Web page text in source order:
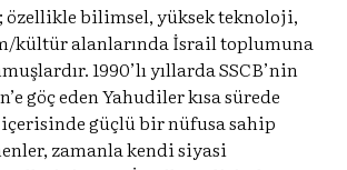
özellikle bilimsel, yüksek teknoloji,
kültür alanlarında İsrail toplumuna
1990’lı yıllarda SSCB’nin
göç eden Yahudiler kısa sürede
güçlü bir nüfusa sahip
zamanla kendi siyasi